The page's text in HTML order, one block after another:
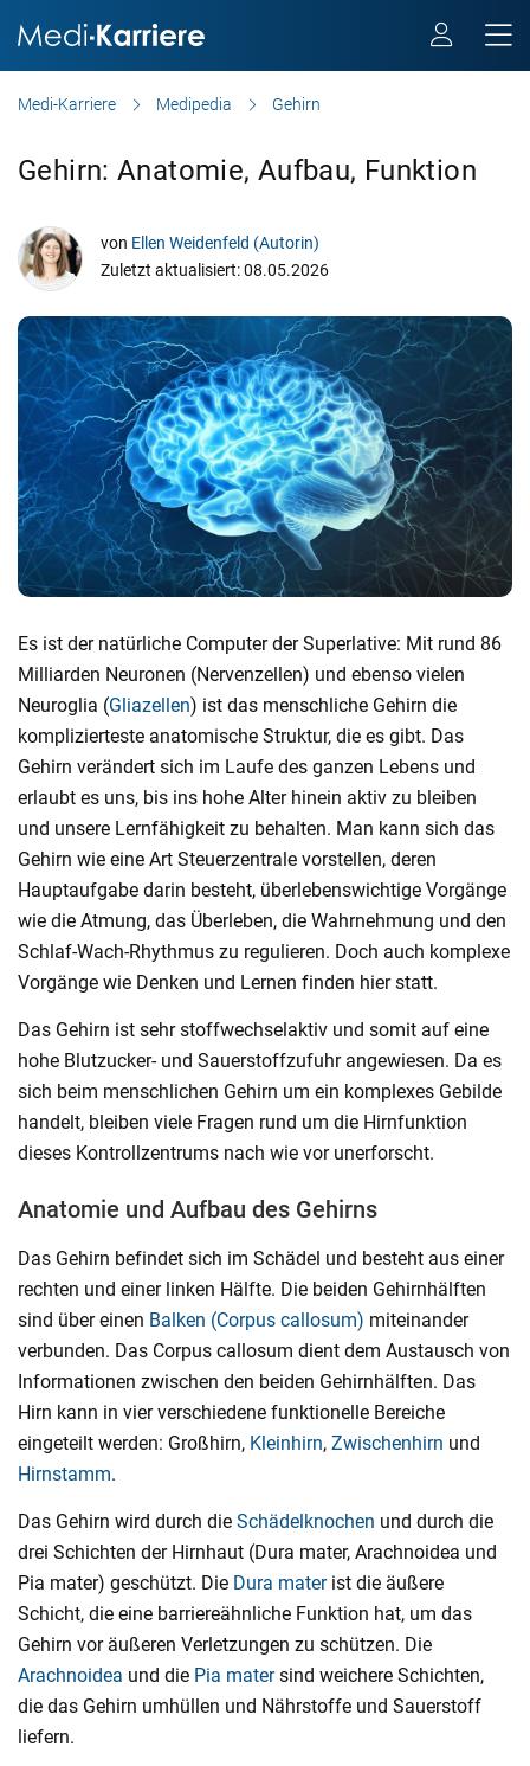
Medi-Karriere Medipedia Gehirn
Gehirn: Anatomie, Aufbau, Funktion
von Ellen Weidenfeld (Autorin)
Zuletzt aktualisiert: 08.05.2026
Es ist der natürliche Computer der Superlative: Mit rund 86
Milliarden Neuronen (Nervenzellen) und ebenso vielen
Neuroglia (Gliazellen) ist das menschliche Gehirn die
komplizierteste anatomische Struktur, die es gibt. Das
Gehirn verändert sich im Laufe des ganzen Lebens und
erlaubt es uns, bis ins hohe Alter hinein aktiv zu bleiben
und unsere Lernfähigkeit zu behalten. Man kann sich das
Gehirn wie eine Art Steuerzentrale vorstellen, deren
Hauptaufgabe darin besteht, überlebenswichtige Vorgänge
wie die Atmung, das Überleben, die Wahrnehmung und den
Schlaf-Wach-Rhythmus zu regulieren. Doch auch komplexe
Vorgänge wie Denken und Lernen finden hier statt.
Das Gehirn ist sehr stoffwechselaktiv und somit auf eine
hohe Blutzucker- und Sauerstoffzufuhr angewiesen. Da es
sich beim menschlichen Gehirn um ein komplexes Gebilde
handelt, bleiben viele Fragen rund um die Hirnfunktion
dieses Kontrollzentrums nach wie vor unerforscht.
Anatomie und Aufbau des Gehirns
Das Gehirn befindet sich im Schädel und besteht aus einer
rechten und einer linken Hälfte. Die beiden Gehirnhälften
sind über einen Balken (Corpus callosum) miteinander
verbunden. Das Corpus callosum dient dem Austausch von
Informationen zwischen den beiden Gehirnhälften. Das
Hirn kann in vier verschiedene funktionelle Bereiche
eingeteilt werden: Großhirn, Kleinhirn, Zwischenhirn und
Hirnstamm.
Das Gehirn wird durch die Schädelknochen und durch die
drei Schichten der Hirnhaut (Dura mater, Arachnoidea und
Pia mater) geschützt. Die Dura materist die äußere
Schicht, die eine barriereähnliche Funktion hat, um das
Gehirn vor äußeren Verletzungen zu schützen. Die
Arachnoidea und die Pia matersind weichere Schichten,
die das Gehirn umhüllen und Nährstoffe und Sauerstoff
liefern.